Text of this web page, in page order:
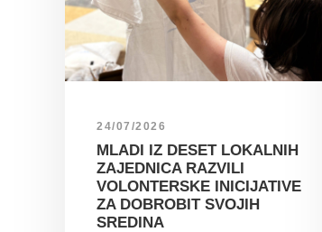
24/07/2026
MLADI IZ DESET LOKALNIH
ZAJEDNICA RAZVILI
VOLONTERSKE INICIJATIVE
ZA DOBROBIT SVOJIH
SREDINA